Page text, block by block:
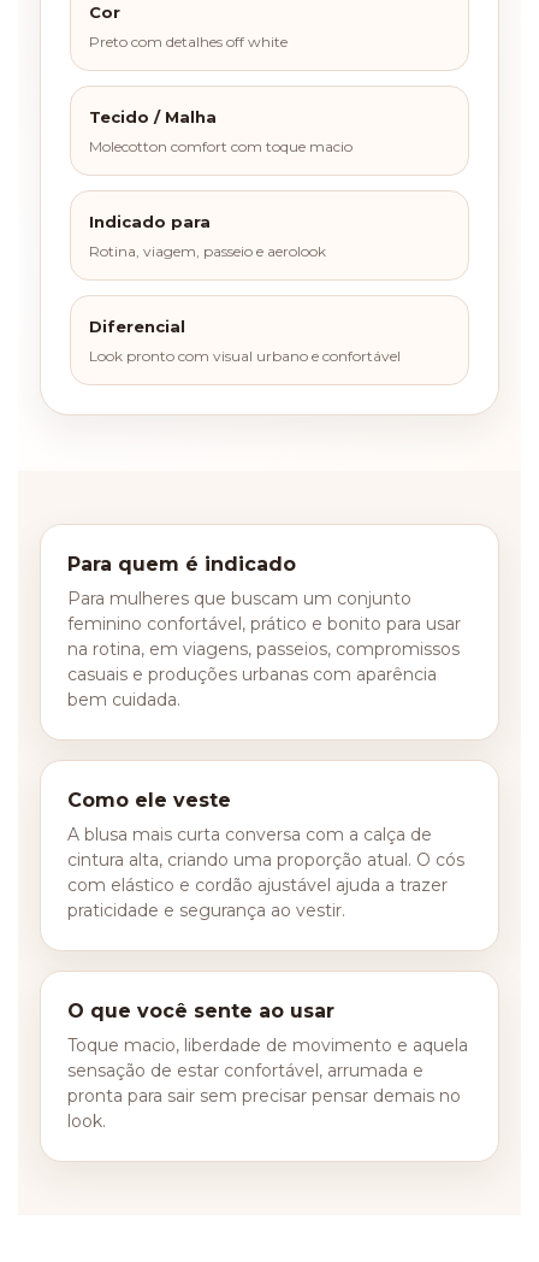
Cor
Preto com detalhes off white
Tecido / Malha
Molecotton comfort com toque macio
Indicado para
Rotina, viagem, passeio e aerolook
Diferencial
Look pronto com visual urbano e confortável
Para quem é indicado
Para mulheres que buscam um conjunto
feminino confortável, prático e bonito para usar
na rotina, em viagens, passeios, compromissos
casuais e produções urbanas com aparência
bem cuidada.
Como ele veste
A blusa mais curta conversa com a calça de
cintura alta, criando uma proporção atual. O cós
com elástico e cordão ajustável ajuda a trazer
praticidade e segurança ao vestir.
O que você sente ao usar
Toque macio, liberdade de movimento e aquela
sensação de estar confortável, arrumada e
pronta para sair sem precisar pensar demais no
look.